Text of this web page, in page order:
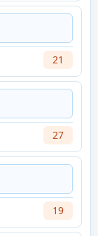
21
27
19